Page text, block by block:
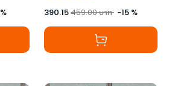
% 390.15459.00บาท -15 %